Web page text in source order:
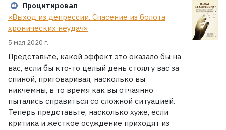
Процитировал
«Выход из депрессии. Спасение из болота
хронических неудач»
5 мая 2020 г.
Представьте, какой эффект это оказало бы на
вас, если бы кто-то целый день стоял у вас за
спиной, приговаривая, насколько вы
никчемны, в то время как вы отчаянно
пытались справиться со сложной ситуацией.
Теперь представьте, насколько хуже, если
критика и жесткое осуждение приходят из